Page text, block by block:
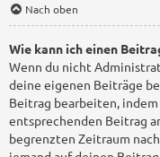
Nach oben
Wie kann ich einen
Wenn du nicht
deine eigenen Beiträge
Beitrag bearbeiten, indem
entsprechenden Beitrag
begrenzten Zeitraum